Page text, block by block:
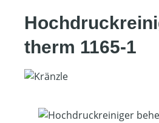
therm 1165-1
Bildergalerie überspringen